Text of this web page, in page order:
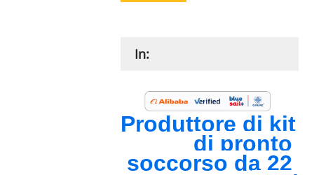
In:
Produttore di kit
di pronto
soccorso da 22